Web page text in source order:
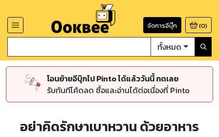
จัดการอีบุ๊ก (0)
ทั้งหมด
โอนย้ายอีบุ๊กไป Pinto ได้แล้ววันนี้ กดเลย
รับทันทีโค้ดลด ซื้อและอ่านได้ต่อเนื่องที่ Pinto
อย่าคิดรักษาเบาหวาน ด้วยอาหาร